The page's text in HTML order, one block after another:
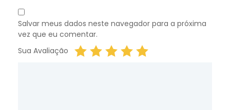
Salvar meus dados neste navegador para a próxima
vez que eu comentar.
Sua Avaliação